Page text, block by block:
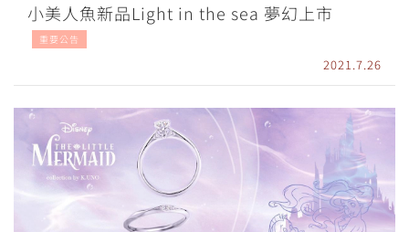
小美人魚新品Light in the sea 夢幻上市
重要公告
2021.7.26